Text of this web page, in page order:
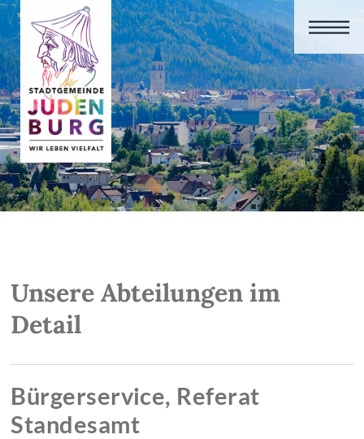
Unsere Abteilungen im
Detail
Bürgerservice, Referat
Standesamt